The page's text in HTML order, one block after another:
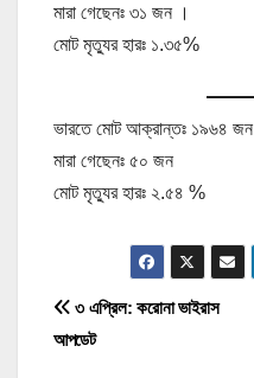
মারা গেছেনঃ ৩১ জন ।
মোট মৃত্যুর হারঃ ১.৩৫%
ভারতে মোট আক্রান্তঃ ১৯৬৪ জন
মারা গেছেনঃ ৫০ জন
মোট মৃত্যুর হারঃ ২.৫৪ %
P৩ এপ্রিল: করোনা ভাইরাস
আপডেট